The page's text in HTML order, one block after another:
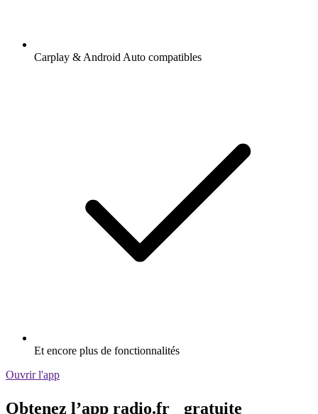
Carplay & Android Auto compatibles
Et encore plus de fonctionnalités
Ouvrir l'app
Obtenez l’app radio.fr gratuite